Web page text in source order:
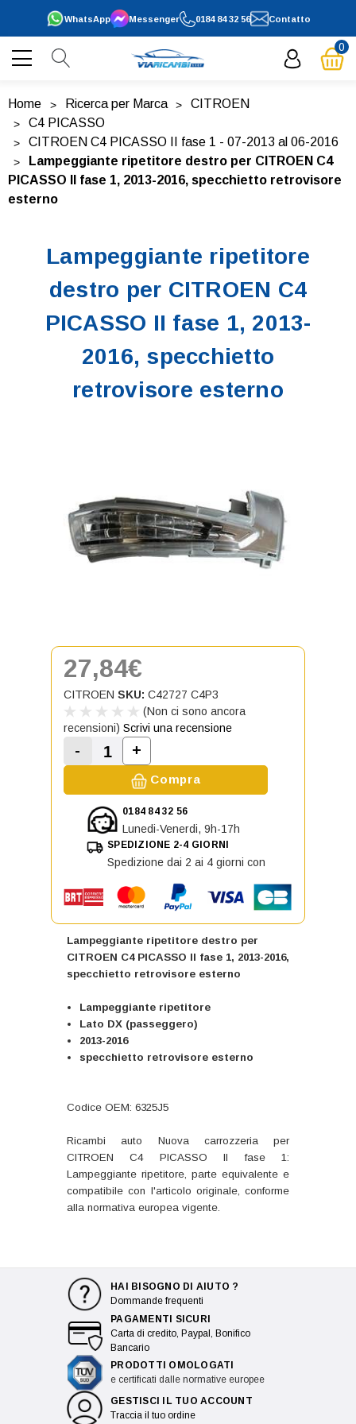
0184 84 32 56
WhatsApp Contatto
Messenger
0
Home Ricerca per Marca
CITROEN
C4 PICASSO
CITROEN C4 PICASSO II fase 1 - 07-2013 al 06-2016
Lampeggiante ripetitore destro per CITROEN C4
PICASSO II fase 1, 2013-2016, specchietto retrovisore
esterno
Lampeggiante ripetitore
destro per CITROEN C4
PICASSO II fase 1, 2013-
2016, specchietto
retrovisore esterno
Lampeggiante ripetitore destro per
CITROEN C4 PICASSO II fase 1, 2013-2016,
specchietto retrovisore esterno
Lampeggiante ripetitore
Lato DX (passeggero)
2013-2016
specchietto retrovisore esterno
Codice OEM: 6325J5
Ricambi auto Nuova carrozzeria per
CITROEN C4 PICASSO II fase 1:
Lampeggiante ripetitore, parte equivalente e
compatibile con l'articolo originale, conforme
alla normativa europea vigente.
27,84€
CITROEN SKU: C42727 C4P3
(Non ci sono ancora
recensioni) Scrivi una recensione
Diminuisci la quantità di Lampeggiante
-
Aumenta la quantità di
+
Compra
0184 84 32 56
Lunedi-Venerdi, 9h-17h
SPEDIZIONE 2-4 GIORNI
Spedizione dai 2 ai 4 giorni con
HAI BISOGNO DI AIUTO ?
Dommande frequenti
PAGAMENTI SICURI
Carta di credito, Paypal, Bonifico
Bancario
PRODOTTI OMOLOGATI
e certificati dalle normative europee
GESTISCI IL TUO ACCOUNT
Traccia il tuo ordine